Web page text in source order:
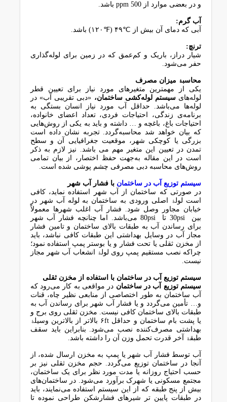
و در ﺑﻌﻀﯽ ﻣﻮارد از ppm 500 ﺑﺎﺷﺪ.
آب ﮔﺮم:
آﺑﯽ ﮐﻪ دﻣﺎی آن ﺑﯿﺶ از ℃۴۹ (℉۱۲۰) ﺑﺎﺷﺪ.
ﺗﺮﻧﭻ:
ﺷﯿﺎر دراز، ﺑﺎرﯾﮏ و ﮐﻢﻋﻤﻖ ﮐﻪ در زﻣﯿﻦ ﺑﺮای ﻟﻮﻟﻪﮔﺬاری
ﺣﻔﺮ ﻣﯽﺷﻮد.
ﻣﺤﺎﺳﺒﮥ ﻣﯿﺰان ﻣﺼﺮف
ﯾﮑﯽ از ﻣﻬﻤﺘﺮﯾﻦ ﻣﺘﻐﯿﺮﻫﺎی ﻣﻮرد ﻧﯿﺎز ﺑﺮای ﺗﻌﯿﯿﻦ ﻗﻄﺮ
ﻟﻮﻟﻪﻫﺎیﺳﯿﺴﺘﻢ ﻟﻮﻟﻪﮐﺸﯽ ﺳﺎﺧﺘﻤﺎن، «دﺑﯽ ﺗﻘﺮﯾﺒﯽ آب» در
ﻟﻮﻟﻪﻫﺎ ﻣﯽﺑﺎﺷﺪ. ﺣﺪاﻗﻞ آب ﻣﻮرد ﻧﯿﺎز اﻧﺴﺎن ﺑﺴﺘﮕﯽ ﺑﻪ
ﺑﺮﻧﺎﻣﻪی زﻧﺪﮔﯽ، اﺣﺘﯿﺎﺟﺎت ﻓﺮدی، ﺗﻌﺪاد اﻋﻀﺎی ﺧﺎﻧﻮاده،
اﺣﺘﯿﺎﺟﺎت ﺑﺎغ، ﺑﺎﻏﭽﻪ و … داﺷﺘﻪ و ﺑﺎﯾﺪ ﺑﻪ ﯾﮑﯽ از روشﻫﺎﯾﯽ
ﮐﻪ ﺑﯿﺎن ﺧﻮاﻫﺪ ﺷﺪ ﻣﺤﺎﺳﺒﻪﮔﺮدد. ﺗﺠﺮﺑﻪ ﻧﺸﺎن داده اﺳﺖ
ﺑﺰرﮔﯽ ﯾﺎ ﮐﻮﭼﮑﯽ ﺷﻬﺮ، ﻣﻮﻗﻌﯿﺖ ﺟﻐﺮاﻓﯿﺎﯾﯽ آن و ﺳﻄﺢ
ﺗﻤﺪن در ﺗﻌﯿﯿﻦ اﯾﻦ ﻣﺘﻐﯿﺮ ﻣﻬﻢ ﻣﯽ ﺑﺎﺷﺪ. ﻧﯿﺰ ﻻزم ﺑﻪ ذﮐﺮ
اﺳﺖ در اﯾﻦ ﻣﻘﺎﻟﻪ ﺑﻪﺟﻬﺖ ﺣﻔﻆ اﺧﺘﺼﺎر، از ﺑﯿﺎن ﺗﻤﺎﻣﯽ
روشﻫﺎی ﻣﺤﺎﺳﺒﻪ دﺑﯽ ﻣﺼﺮﻓﯽ ﭼﺸﻢ ﭘﻮﺷﯽ ﺷﺪه اﺳﺖ.
ﺳﯿﺴﺘﻢ ﺗﻮزﯾﻊ آب در ﺳﺎﺧﺘﻤﺎن ﺑﺎ ﻓﺸﺎر آب ﺷﻬﺮ
در ﺻﻮرﺗﯽ ﮐﻪ ﺳﺎﺧﺘﻤﺎن از آب ﺷﻬﺮ اﺳﺘﻔﺎده ﻧﻤﺎﯾﺪ، ﮐﺎﻓﯽ
اﺳﺖ ﻟﻮﻟﮥ اﺻﻠﯽ ورودی ﺑﻪ ﺳﺎﺧﺘﻤﺎن ﺑﻪ ﻟﻮﻟﻪ آب ﺷﻬﺮ در
ﺧﯿﺎﺑﺎن ﻣﺠﺎور وﺻﻞ ﺷﻮد. ﻓﺸﺎر آب اﻏﻠﺐ ﺷﻬﺮﻫﺎ ﻣﻌﻤﻮﻻً
ﺑﯿﻦ 30psi ﺗﺎ 80psi ﻣﯽﺑﺎﺷﺪ. اﻣﺎ ﭼﻨﺎﻧﭽﻪ ﻓﺸﺎر آب ﺷﻬﺮ
ﺑﺮای رﺳﺎﻧﺪن آب ﺑﻪ ﻃﺒﻘﺎت ﺑﺎﻻی ﺳﺎﺧﺘﻤﺎن و ﺗﺎﻣﯿﻦ ﻓﺸﺎر
ﻣﺠﺎز آب در وﺳﺎﯾﻞ ﺑﻬﺪاﺷﺘﯽ اﯾﻦ ﻃﺒﻘﺎت ﮐﺎﻓﯽ ﻧﺒﺎﺷﺪ، ﺑﺎﯾﺪ
از ﻣﺨﺰن ﺛﻘﻠﯽ ﯾﺎ ﺗﺤﺖ ﻓﺸﺎر و ﯾﺎ ﺑﻮﺳﺘﺮ ﭘﻤﭗ اﺳﺘﻔﺎده ﻧﻤﻮد؛
ﭼﺮاﮐﻪ ﻧﺼﺐ ﻣﺴﺘﻘﯿﻢ ﭘﻤﭗ روی ﻟﻮﻟﮥ اﻧﺸﻌﺎب آب ﺷﻬﺮ ﻣﺠﺎز
ﻧﯿﺴﺖ.
ﺳﯿﺴﺘﻢ ﺗﻮزﯾﻊ آب در ﺳﺎﺧﺘﻤﺎن ﺑﺎ اﺳﺘﻔﺎده از ﻣﺨﺰن ﺛﻘﻠﯽ
ﺳﯿﺴﺘﻢ ﺗﻮزﯾﻊ آب در ﺳﺎﺧﺘﻤﺎن در ﻣﻮاﻗﻌﯽ ﺑﻪ ﮐﺎر ﻣﯽرود ﮐﻪ
آب ﺳﺎﺧﺘﻤﺎن ﺑﻪ ﻃﻮر اﺧﺘﺼﺎﺻﯽ از ﻣﻨﺎﺑﻌﯽ ﻧﻈﯿﺮ ﭼﺎه، ﻗﻨﺎت
و… ﺗﺄﻣﯿﻦ ﻣﯽﮔﺮدد و ﯾﺎ ﻓﺸﺎر آب ﺷﻬﺮ ﺑﺮای رﺳﺎﻧﺪن آب ﺑﻪ
ﻃﺒﻘﺎت ﺑﺎﻻی ﺳﺎﺧﺘﻤﺎن ﮐﺎﻓﯽ ﻧﯿﺴﺖ. ﻣﺨﺰن ﺛﻘﻠﯽ روی ﺑﺮج و
ﯾﺎ ﭘﺸﺖ ﺑﺎم ﺳﺎﺧﺘﻤﺎن و ﺣﺪاﻗﻞ ۶ft ﺑﺎﻻﺗﺮ از ﺑﺎﻻﺗﺮﯾﻦ وﺳﯿﻠﮥ
ﺑﻬﺪاﺷﺘﯽ ﻣﺼﺮفﮐﻨﻨﺪه ﻧﺼﺐ ﻣﯽﺷﻮد. ﺑﻨﺎﺑﺮاﯾﻦ ﺑﺎﯾﺪ ﺳﻘﻒ
ﻃﺒﻘﮥ آﺧﺮ ﻗﺪرت ﺗﺤﻤﻞ وزن آن را داﺷﺘﻪ ﺑﺎﺷﺪ.
آب ﺗﻮﺳﻂ ﻓﺸﺎر آب ﺷﻬﺮ ﯾﺎ ﭘﻤﭗ ﺑﻪ ﻣﺨﺰن ارﺳﺎل ﺷﺪه، از
آﻧﺠﺎ در ﺳﺎﺧﺘﻤﺎن ﺗﻮزﯾﻊ ﻣﯽﮔﺮدد. ﺣﺠﻢ ﻣﺨﺰن ﺛﻘﻠﯽ ﻧﯿﺰ ﺑﺮ
ﺣﺴﺐ اﺣﺘﯿﺎج روزاﻧﻪ ﯾﺎ ﻣﺪت ﻣﻮرد ﻧﻈﺮ ﺑﺮای ﯾﮏ ﺳﺎﺧﺘﻤﺎن،
ﻣﺠﺘﻤﻊ ﻣﺴﮑﻮﻧﯽ ﯾﺎ ﺷﻬﺮک ﺑﺮآورد ﻣﯽﺷﻮد. در ﺳﺎﺧﺘﻤﺎنﻫﺎی
ﺑﯿﺶ از ﭘﻨﺞ ﻃﺒﻘﻪ ﮐﻪ از اﯾﻦ ﺳﯿﺴﺘﻢ اﺳﺘﻔﺎده ﻣﯽﻧﻤﺎﯾﻨﺪ، ﺑﺎﯾﺪ
در ﻃﺒﻘﺎت ﭘﺎﯾﯿﻦ ﺗﺮ ﺷﯿﺮﻫﺎی ﻓﺸﺎرﺷﮑﻦ ﻃﺮاﺣﯽ ﻧﻤﻮده ﺗﺎ